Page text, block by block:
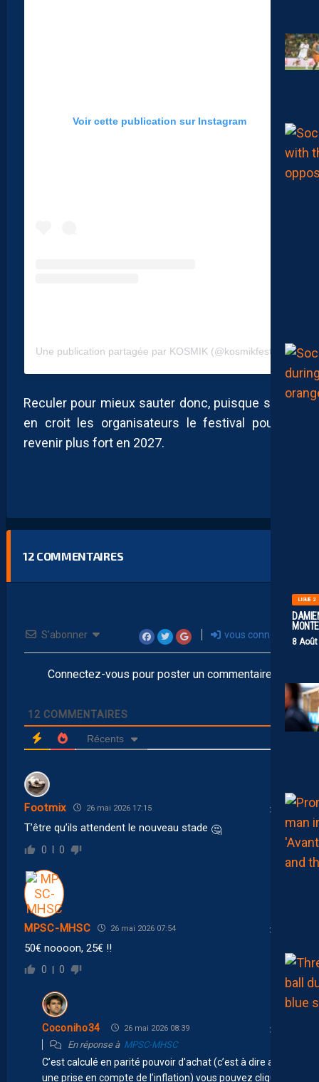
LIGUE 2
8
Voir cette publication sur Instagram
Reculer pour mieux sauter donc, puisque si l’on
en croit les organisateurs le festival pourrait
revenir plus fort en 2027.
12 COMMENTAIRES
S’abonner vous connecter
Connectez-vous pour poster un commentaire
12 COMMENTAIRES
Récents
Footmix 26 mai 2026 17:15
T’être qu’ils attendent le nouveau stade 🤔
0 0
MPSC-MHSC 26 mai 2026 07:54
50€ noooon, 25€ !!
0 0
Coconiho34 26 mai 2026 08:39
En réponse à MPSC-MHSC
C’est calculé en parité pouvoir d’achat (c’est à dire avec
une prise en compte de l’inflation) vous pouvez cliquer